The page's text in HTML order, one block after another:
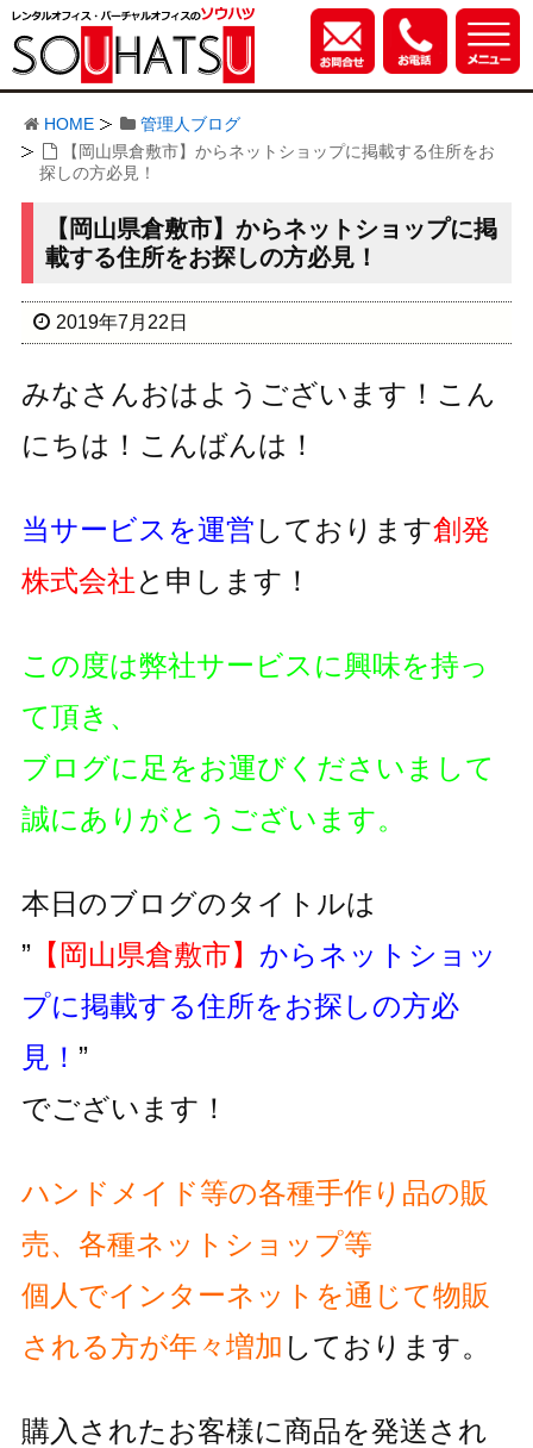
HOME
管理人ブログ
【岡山県倉敷市】からネットショップに掲載する住所をお
探しの方必見！
【岡山県倉敷市】からネットショップに掲
載する住所をお探しの方必見！
2019年7月22日
みなさんおはようございます！こん
にちは！こんばんは！
当サービスを運営 しております創発
株式会社と申します！
この度は弊社サービスに興味を持っ
て頂き、
ブログに足をお運びくださいまして
誠にありがとうございます。
本日のブログのタイトルは
”【岡山県倉敷市】 からネットショッ
プに掲載する住所をお探しの方必
見！ ”
でございます！
ハンドメイド等の各種手作り品の販
売、各種ネットショップ等
個人でインターネットを通じて物販
される方が年々増加 しております。
購入されたお客様に商品を発送され